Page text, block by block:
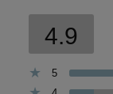
4.9
5